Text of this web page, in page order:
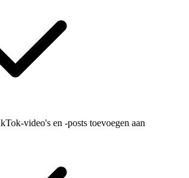
video's en -posts toevoegen aan